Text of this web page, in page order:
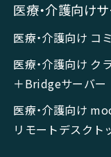
医療・介護向け
医療・介護向け コ
医療・介護向け ク
＋Bridgeサーバー
医療・介護向け
リモートデスクト